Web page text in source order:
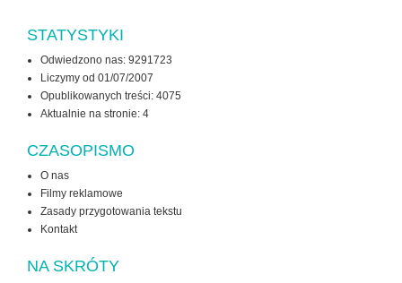
STATYSTYKI
Odwiedzono nas: 9291723
Liczymy od 01/07/2007
Opublikowanych treści: 4075
Aktualnie na stronie: 4
CZASOPISMO
O nas
Filmy reklamowe
Zasady przygotowania tekstu
Kontakt
NA SKRÓTY